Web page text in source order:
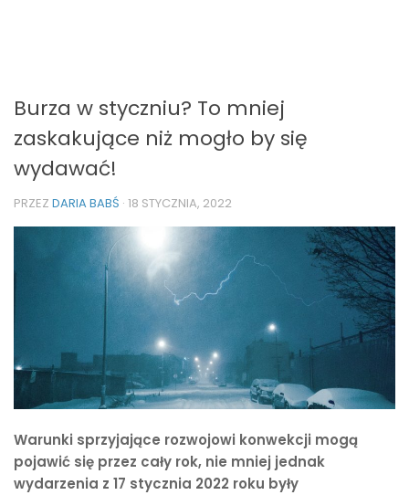
Burza w styczniu? To mniej
zaskakujące niż mogło by się
wydawać!
PRZEZ DARIA BABŚ · 18 STYCZNIA, 2022
Warunki sprzyjające rozwojowi konwekcji mogą
pojawić się przez cały rok, nie mniej jednak
wydarzenia z 17 stycznia 2022 roku były